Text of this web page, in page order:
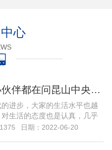
心
很多小伙伴都在问昆山中央空调系统出现问题该怎么维修，那么今天就给大家带来昆山中央空调的维修的教程，下 家用昆山中央空调系统出现故障该怎么维修…
的进步，大家的生活水平也越
生活的态度也是认真，几乎
家里都有空调，但是有些小
日期：2022-06-20